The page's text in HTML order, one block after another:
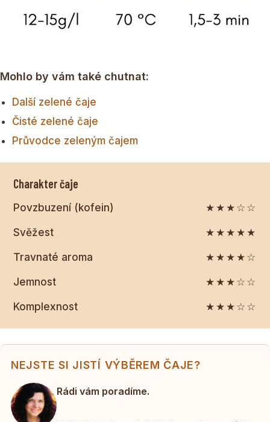
Mohlo by vám také chutnat:
Další zelené čaje
Čisté zelené čaje
Průvodce zeleným čajem
Charakter čaje
Povzbuzení (kofein) ★★★☆☆
Svěžest ★★★★★
Travnaté aroma ★★★★☆
Jemnost ★★★☆☆
Komplexnost ★★★☆☆
NEJSTE SI JISTÍ VÝBĚREM ČAJE?
Rádi vám poradíme.